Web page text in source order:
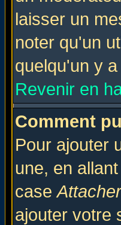
laisser un
noter qu'un
quelqu'un y
Revenir en
Comment
Pour ajouter
une, en
case
ajouter votre